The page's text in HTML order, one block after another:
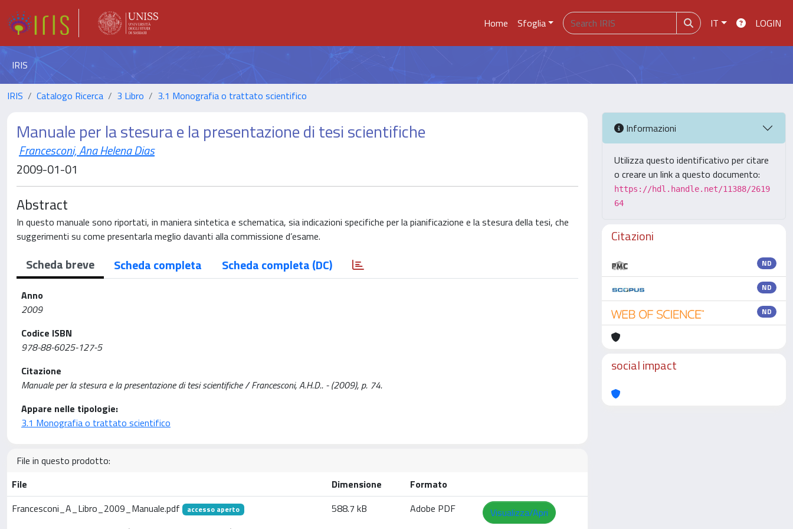
Home Sfoglia IT LOGIN
IRIS
IRIS Catalogo Ricerca 3 Libro 3.1 Monografia o trattato scientifico
Manuale per la stesura e la presentazione di tesi scientifiche
Francesconi, Ana Helena Dias
2009-01-01
Abstract
In questo manuale sono riportati, in maniera sintetica e schematica, sia indicazioni specifiche per la pianificazione e la stesura della tesi, che
suggerimenti su come presentarla meglio davanti alla commissione d’esame.
Scheda breve Scheda completa Scheda completa (DC)
Anno
2009
Codice ISBN
978-88-6025-127-5
Citazione
Manuale per la stesura e la presentazione di tesi scientifiche / Francesconi, A.H.D.. - (2009), p. 74.
Appare nelle tipologie:
3.1 Monografia o trattato scientifico
File in questo prodotto:
File
Dimensione
Formato
Francesconi_A_Libro_2009_Manuale.pdf
accesso aperto 588.7 kB Adobe PDF Visualizza/Apri
Informazioni
Utilizza questo identificativo per citare
o creare un link a questo documento:
https://hdl.handle.net/11388/2619
64
Citazioni
ND
ND
ND
social impact